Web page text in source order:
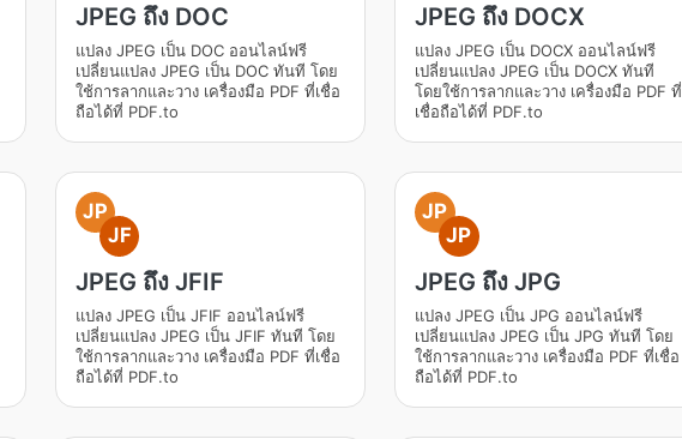
JPEG ถึง DOC
แปลง JPEG เป็น DOC ออนไลน์ฟรี
เปลี่ยนแปลง JPEG เป็น DOC ทันที โดย
ใช้การลากและวาง เครื่องมือ PDF ที่เชื่อ
ถือได้ที่ PDF.to
JPEG ถึง DOCX
แปลง JPEG เป็น DOCX ออนไลน์ฟรี
เปลี่ยนแปลง JPEG เป็น DOCX ทันที
โดยใช้การลากและวาง เครื่องมือ PDF ที่
เชื่อถือได้ที่ PDF.to
JP
JF
JPEG ถึง JFIF
แปลง JPEG เป็น JFIF ออนไลน์ฟรี
เปลี่ยนแปลง JPEG เป็น JFIF ทันที โดย
ใช้การลากและวาง เครื่องมือ PDF ที่เชื่อ
ถือได้ที่ PDF.to
JP
JP
JPEG ถึง JPG
แปลง JPEG เป็น JPG ออนไลน์ฟรี
เปลี่ยนแปลง JPEG เป็น JPG ทันที โดย
ใช้การลากและวาง เครื่องมือ PDF ที่เชื่อ
ถือได้ที่ PDF.to